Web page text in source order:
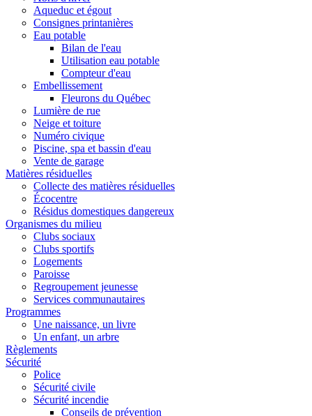
Aqueduc et égout
Consignes printanières
Eau potable
Bilan de l'eau
Utilisation eau potable
Compteur d'eau
Embellissement
Fleurons du Québec
Lumière de rue
Neige et toiture
Numéro civique
Piscine, spa et bassin d'eau
Vente de garage
Matières résiduelles
Collecte des matières résiduelles
Écocentre
Résidus domestiques dangereux
Organismes du milieu
Clubs sociaux
Clubs sportifs
Logements
Paroisse
Regroupement jeunesse
Services communautaires
Programmes
Une naissance, un livre
Un enfant, un arbre
Règlements
Sécurité
Police
Sécurité civile
Sécurité incendie
Conseils de prévention